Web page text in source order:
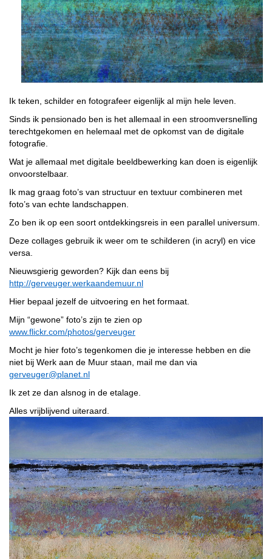
Ik teken, schilder en fotografeer eigenlijk al mijn hele leven.
Sinds ik pensionado ben is het allemaal in een stroomversnelling
terechtgekomen en helemaal met de opkomst van de digitale
fotografie.
Wat je allemaal met digitale beeldbewerking kan doen is eigenlijk
onvoorstelbaar.
Ik mag graag foto’s van structuur en textuur combineren met
foto’s van echte landschappen.
Zo ben ik op een soort ontdekkingsreis in een parallel universum.
Deze collages gebruik ik weer om te schilderen (in acryl) en vice
versa.
Nieuwsgierig geworden? Kijk dan eens bij
http://gerveuger.werkaandemuur.nl
Hier bepaal jezelf de uitvoering en het formaat.
Mijn “gewone” foto’s zijn te zien op
www.flickr.com/photos/gerveuger
Mocht je hier foto’s tegenkomen die je interesse hebben en die
niet bij Werk aan de Muur staan, mail me dan via
gerveuger@planet.nl
Ik zet ze dan alsnog in de etalage.
Alles vrijblijvend uiteraard.